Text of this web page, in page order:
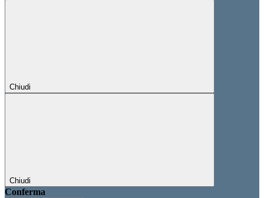
Chiudi
Chiudi
Conferma